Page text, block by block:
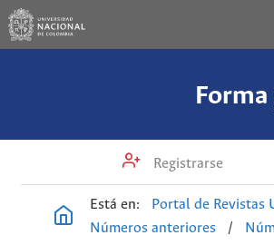
Registrarse
Está en: Portal de Revistas
Números anteriores
/